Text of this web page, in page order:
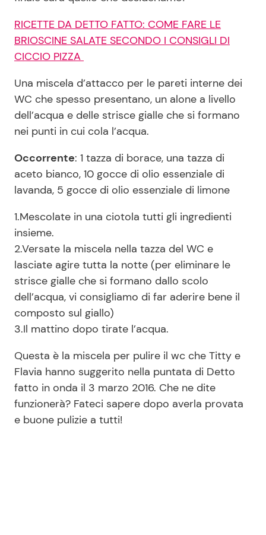
RICETTE DA DETTO FATTO: COME FARE LE
BRIOSCINE SALATE SECONDO I CONSIGLI DI
CICCIO PIZZA
Una miscela d’attacco per le pareti interne dei
WC che spesso presentano, un alone a livello
dell’acqua e delle strisce gialle che si formano
nei punti in cui cola l’acqua.
Occorrente: 1 tazza di borace, una tazza di
aceto bianco, 10 gocce di olio essenziale di
lavanda, 5 gocce di olio essenziale di limone
1.Mescolate in una ciotola tutti gli ingredienti
insieme.
2.Versate la miscela nella tazza del WC e
lasciate agire tutta la notte (per eliminare le
strisce gialle che si formano dallo scolo
dell’acqua, vi consigliamo di far aderire bene il
composto sul giallo)
3.Il mattino dopo tirate l’acqua.
Questa è la miscela per pulire il wc che Titty e
Flavia hanno suggerito nella puntata di Detto
fatto in onda il 3 marzo 2016. Che ne dite
funzionerà? Fateci sapere dopo averla provata
e buone pulizie a tutti!